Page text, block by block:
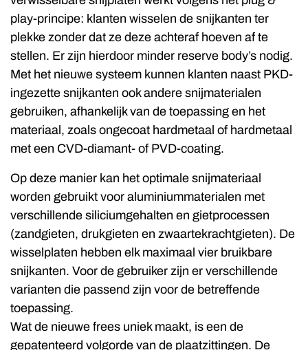
play-principe: klanten wisselen de snijkanten ter
plekke zonder dat ze deze achteraf hoeven af te
stellen. Er zijn hierdoor minder reserve body’s nodig.
Met het nieuwe systeem kunnen klanten naast PKD-
ingezette snijkanten ook andere snijmaterialen
gebruiken, afhankelijk van de toepassing en het
materiaal, zoals ongecoat hardmetaal of hardmetaal
met een CVD-diamant- of PVD-coating.
Op deze manier kan het optimale snijmateriaal
worden gebruikt voor aluminiummaterialen met
verschillende siliciumgehalten en gietprocessen
(zandgieten, drukgieten en zwaartekrachtgieten). De
wisselplaten hebben elk maximaal vier bruikbare
snijkanten. Voor de gebruiker zijn er verschillende
varianten die passend zijn voor de betreffende
toepassing.
Wat de nieuwe frees uniek maakt, is een de
gepatenteerd volgorde van de plaatzittingen. De